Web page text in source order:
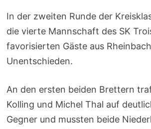
In der zweiten Runde der
die vierte Mannschaft des SK
favorisierten Gäste aus
Unentschieden.
An den ersten beiden Brettern
Kolling und Michel Thal auf
Gegner und mussten beide